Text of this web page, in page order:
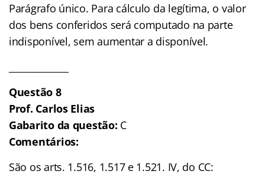
Parágrafo único. Para cálculo da legítima, o valor
dos bens conferidos será computado na parte
indisponível, sem aumentar a disponível.
Questão 8
Prof. Carlos Elias
Gabarito da questão: C
Comentários:
São os arts. 1.516, 1.517 e 1.521. IV, do CC: